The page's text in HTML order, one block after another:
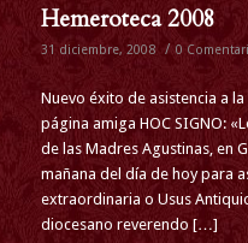
Hemeroteca 2008
31 diciembre, 2008 / 0
Nuevo éxito de asistencia a
página amiga HOC SIGNO:
de las Madres Agustinas, en
mañana del día de hoy para
extraordinaria o Usus
diocesano reverendo […]